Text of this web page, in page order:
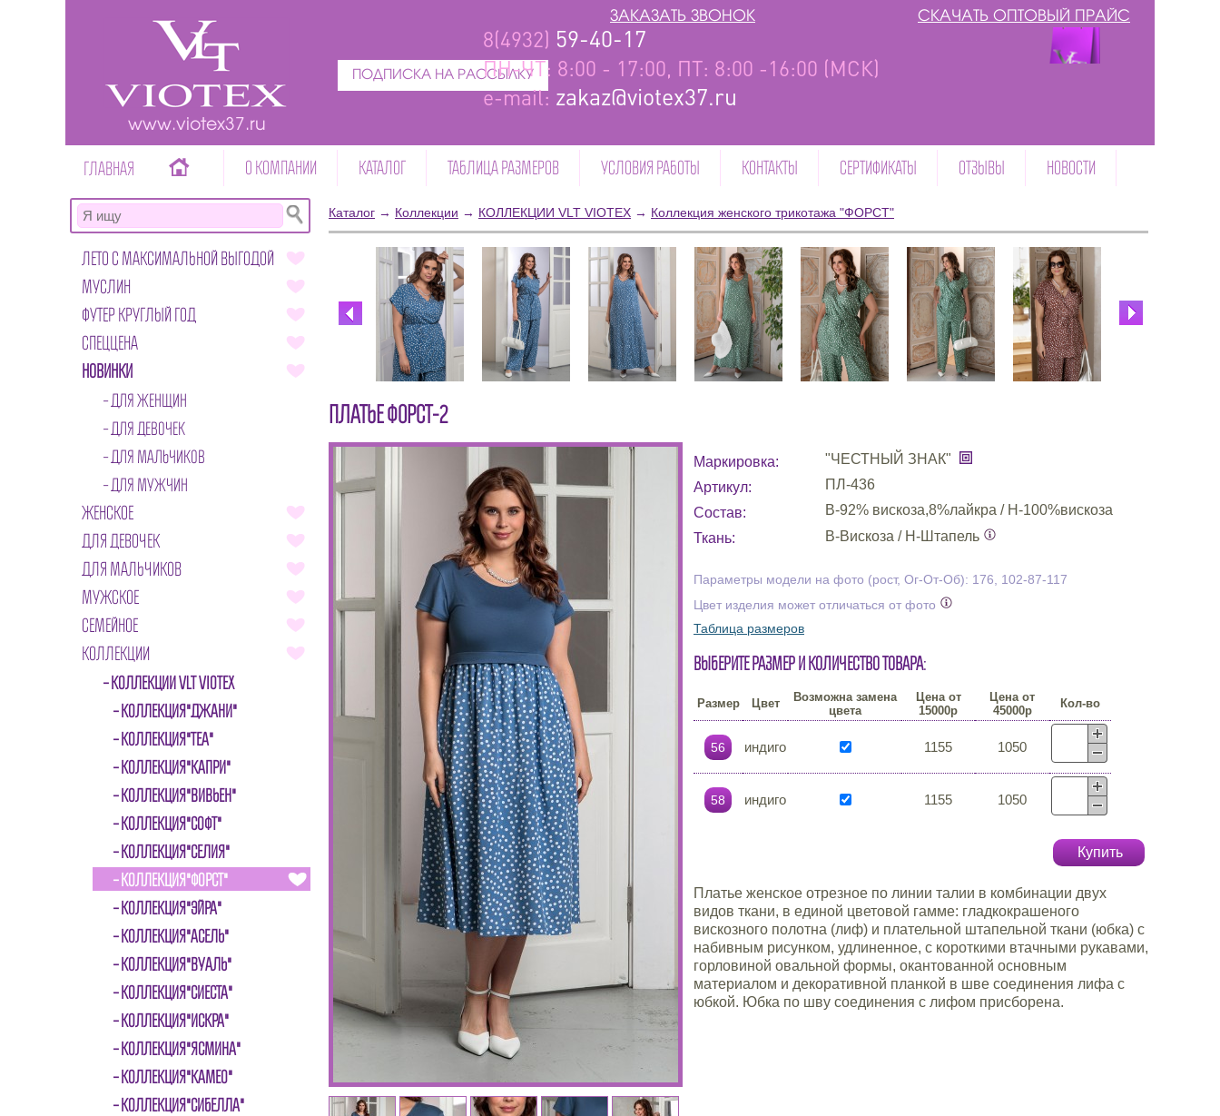
www.viotex37.ru
ПОДПИСКА НА РАССЫЛКУ
8(4932) 59-40-17
ПН-ЧТ: 8:00 - 17:00, ПТ: 8:00 -16:00 (МСК)
e-mail: zakaz@viotex37.ru
СКАЧАТЬ ОПТОВЫЙ ПРАЙС
ЗАКАЗАТЬ ЗВОНОК
ГЛАВНАЯ О КОМПАНИИ КАТАЛОГ ТАБЛИЦА РАЗМЕРОВ УСЛОВИЯ РАБОТЫ КОНТАКТЫ СЕРТИФИКАТЫ ОТЗЫВЫ НОВОСТИ
ЛЕТО С МАКСИМАЛЬНОЙ ВЫГОДОЙ
МУСЛИН
ФУТЕР КРУГЛЫЙ ГОД
СПЕЦЦЕНА
НОВИНКИ
ДЛЯ ЖЕНЩИН
ДЛЯ ДЕВОЧЕК
ДЛЯ МАЛЬЧИКОВ
ДЛЯ МУЖЧИН
ЖЕНСКОЕ
ДЛЯ ДЕВОЧЕК
ДЛЯ МАЛЬЧИКОВ
МУЖСКОЕ
СЕМЕЙНОЕ
КОЛЛЕКЦИИ
КОЛЛЕКЦИИ VLT VIOTEX
КОЛЛЕКЦИЯ"ДЖАНИ"
КОЛЛЕКЦИЯ"ТЕА"
КОЛЛЕКЦИЯ"КАПРИ"
КОЛЛЕКЦИЯ"ВИВЬЕН"
КОЛЛЕКЦИЯ"СОФТ"
КОЛЛЕКЦИЯ"СЕЛИЯ"
КОЛЛЕКЦИЯ"ФОРСТ"
КОЛЛЕКЦИЯ"ЭЙРА"
КОЛЛЕКЦИЯ"АСЕЛЬ"
КОЛЛЕКЦИЯ"ВУАЛЬ"
КОЛЛЕКЦИЯ"СИЕСТА"
КОЛЛЕКЦИЯ"ИСКРА"
КОЛЛЕКЦИЯ"ЯСМИНА"
КОЛЛЕКЦИЯ"КАМЕО"
КОЛЛЕКЦИЯ"СИБЕЛЛА"
Каталог → Коллекции → КОЛЛЕКЦИИ VLT VIOTEX → Коллекция женского трикотажа "ФОРСТ"
ПЛАТЬЕ ФОРСТ-2
Маркировка:
"ЧЕСТНЫЙ ЗНАК"
Артикул:
ПЛ-436
Состав:
В-92% вискоза,8%лайкра / Н-100%вискоза
Ткань:
В-Вискоза / Н-Штапель
Параметры модели на фото (рост, Ог-От-Об): 176, 102-87-117
Цвет изделия может отличаться от фото
Таблица размеров
Выберите размер и количество товара:
Размер Цвет
Возможна замена
цвета
Цена от
15000р
Цена от
45000р
Кол-во
56 индиго 1155 1050
58 индиго 1155 1050
Купить
Платье женское отрезное по линии талии в комбинации двух
видов ткани, в единой цветовой гамме: гладкокрашеного
вискозного полотна (лиф) и плательной штапельной ткани (юбка) с
набивным рисунком, удлиненное, с короткими втачными рукавами,
горловиной овальной формы, окантованной основным
материалом и декоративной планкой в шве соединения лифа с
юбкой. Юбка по шву соединения с лифом присборена.